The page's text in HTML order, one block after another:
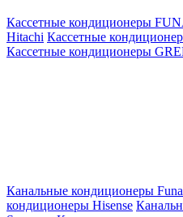
Кассетные кондиционеры
Hitachi Кассетные
Кассетные кондиционеры
Канальные кондиционеры
кондиционеры Hisense